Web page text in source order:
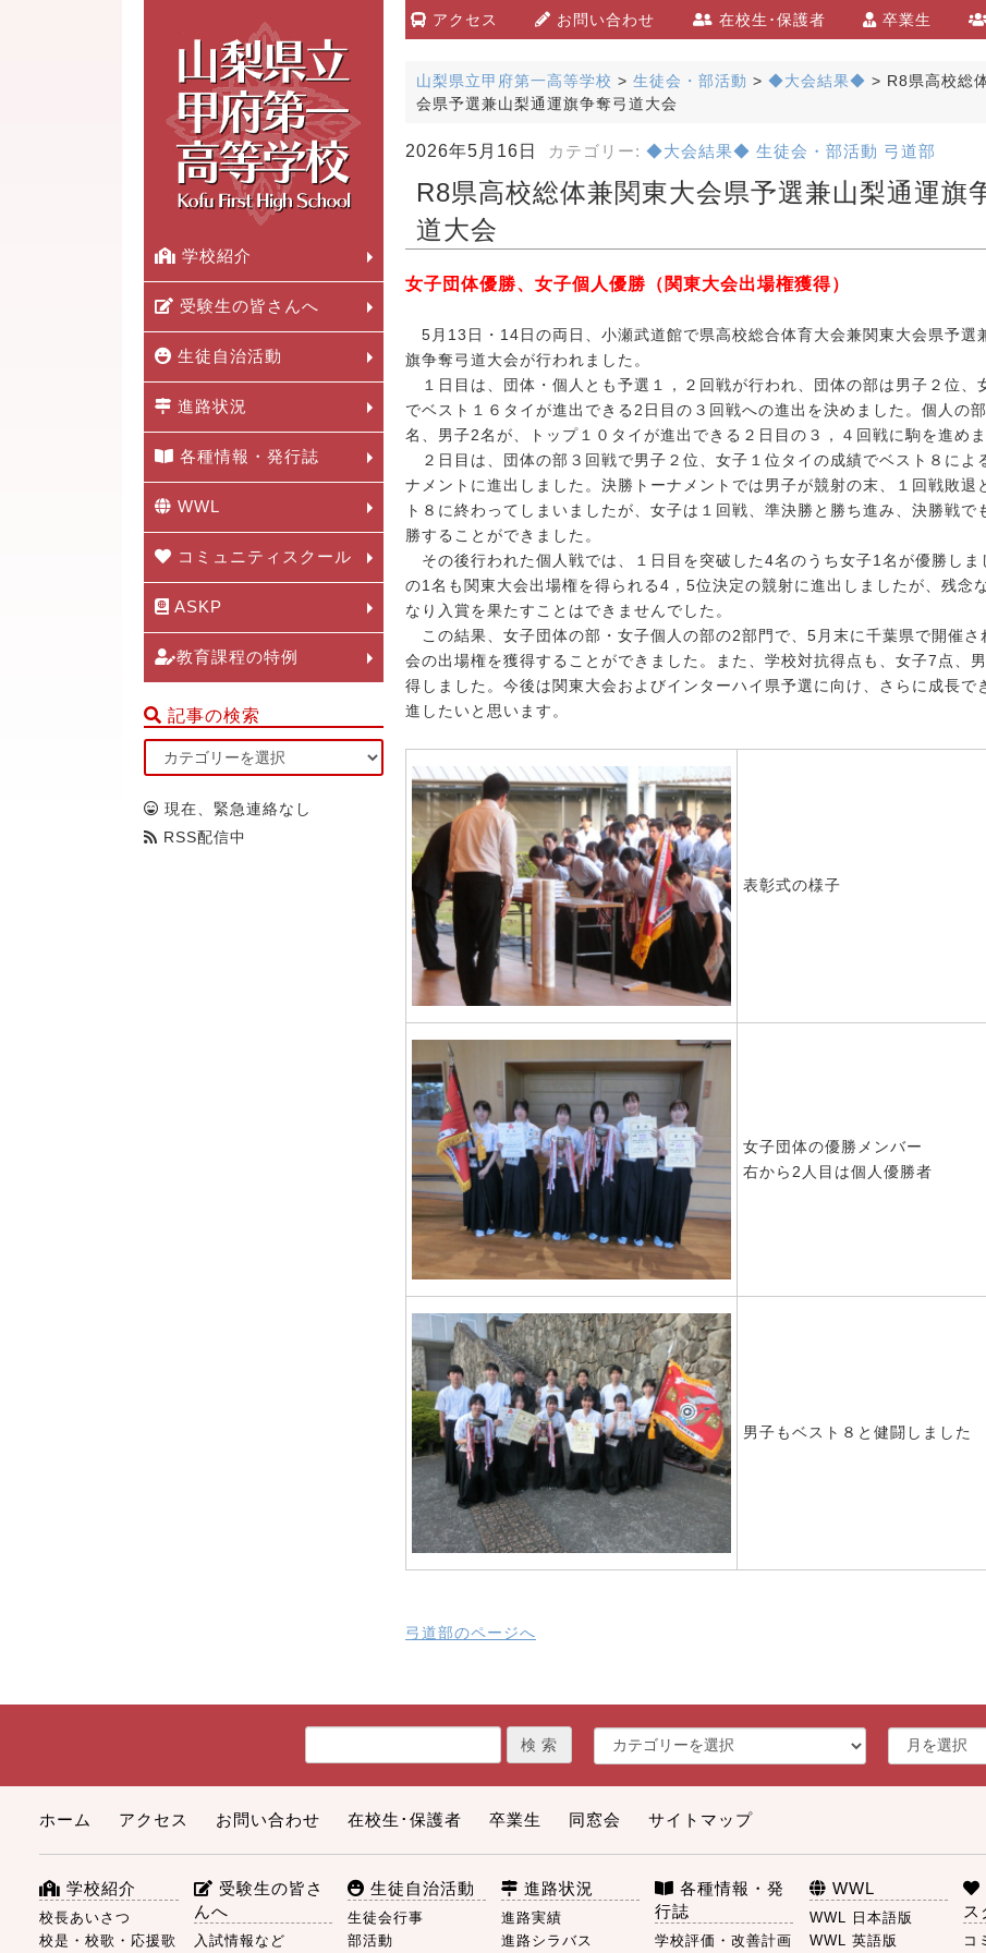
学校紹介
受験生の皆さんへ
生徒自治活動
進路状況
各種情報・発行誌
WWL
コミュニティスクール
ASKP
教育課程の特例
記事の検索
現在、緊急連絡なし
RSS配信中
アクセス お問い合わせ 在校生･保護者 卒業生
山梨県立甲府第一高等学校 > 生徒会・部活動 > ◆大会結果◆ > R8県高校総
会県予選兼山梨通運旗争奪弓道大会
2026年5月16日 カテゴリー: ◆大会結果◆ 生徒会・部活動 弓道部
R8県高校総体兼関東大会県予選兼山梨通運旗
道大会
女子団体優勝、女子個人優勝（関東大会出場権獲得）
5月13日・14日の両日、小瀬武道館で県高校総合体育大会兼関東大会県予選
旗争奪弓道大会が行われました。
１日目は、団体・個人とも予選１，２回戦が行われ、団体の部は男子２位、
でベスト１６タイが進出できる2日目の３回戦への進出を決めました。個人の
名、男子2名が、トップ１０タイが進出できる２日目の３，４回戦に駒を進めま
２日目は、団体の部３回戦で男子２位、女子１位タイの成績でベスト８によ
ナメントに進出しました。決勝トーナメントでは男子が競射の末、１回戦敗退
ト８に終わってしまいましたが、女子は１回戦、準決勝と勝ち進み、決勝戦で
勝することができました。
その後行われた個人戦では、１日目を突破した4名のうち女子1名が優勝しま
の1名も関東大会出場権を得られる4，5位決定の競射に進出しましたが、残念
なり入賞を果たすことはできませんでした。
この結果、女子団体の部・女子個人の部の2部門で、5月末に千葉県で開催さ
会の出場権を獲得することができました。また、学校対抗得点も、女子7点、
得しました。今後は関東大会およびインターハイ県予選に向け、さらに成長で
進したいと思います。
表彰式の様子
女子団体の優勝メンバー
右から2人目は個人優勝者
男子もベスト８と健闘しました
弓道部のページへ
ホーム アクセス お問い合わせ 在校生･保護者 卒業生 同窓会 サイトマップ
学校紹介
校長あいさつ
校是・校歌・応援歌
受験生の皆さ
んへ
入試情報など
生徒自治活動
生徒会行事
部活動
進路状況
進路実績
進路シラバス
各種情報・発
行誌
学校評価・改善計画
WWL
WWL 日本語版
WWL 英語版
ス
コ